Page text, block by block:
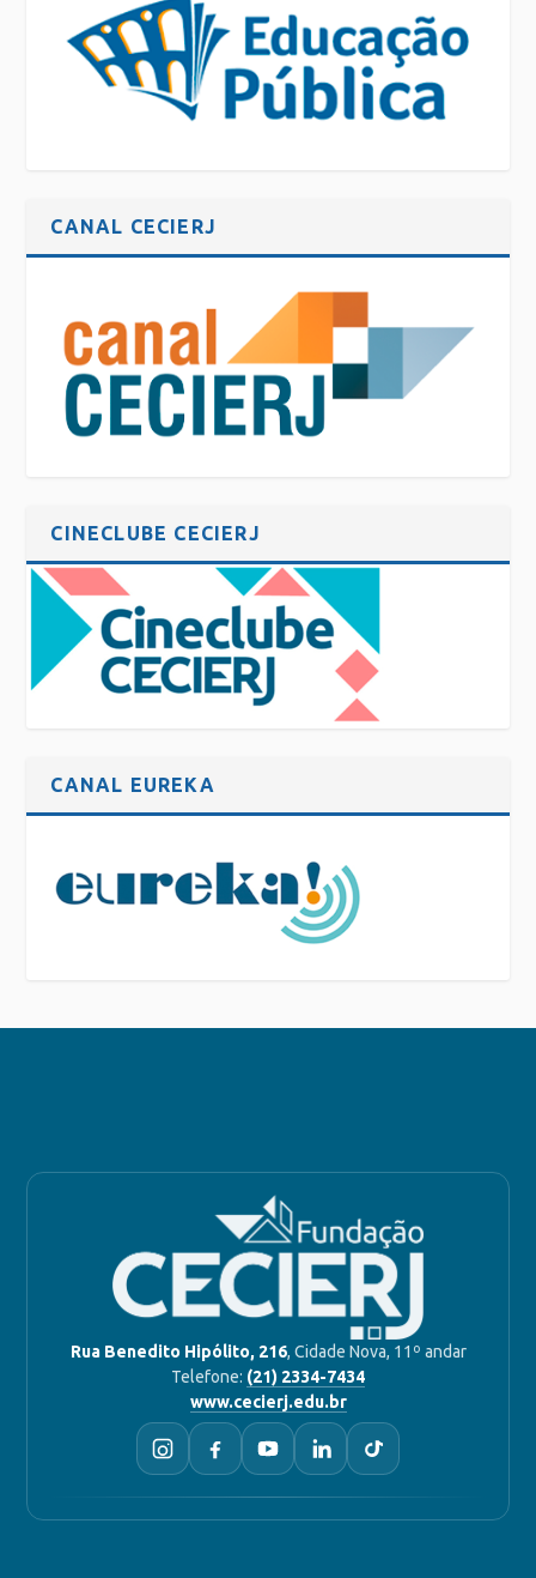
CANAL CECIERJ
CINECLUBE CECIERJ
CANAL EUREKA
Rua Benedito Hipólito, 216, Cidade Nova, 11º andar
Telefone: (21) 2334-7434
www.cecierj.edu.br